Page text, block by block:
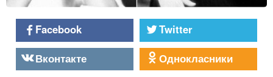
Facebook
Twitter
Вконтакте
Однокласники